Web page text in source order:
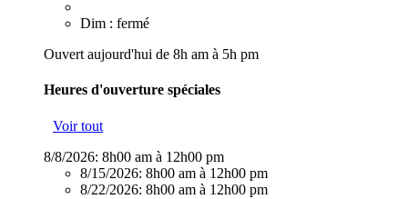
Dim : fermé
Ouvert aujourd'hui de 8h am à 5h pm
Heures d'ouverture spéciales
Voir tout
8/8/2026: 8h00 am à 12h00 pm
8/15/2026: 8h00 am à 12h00 pm
8/22/2026: 8h00 am à 12h00 pm